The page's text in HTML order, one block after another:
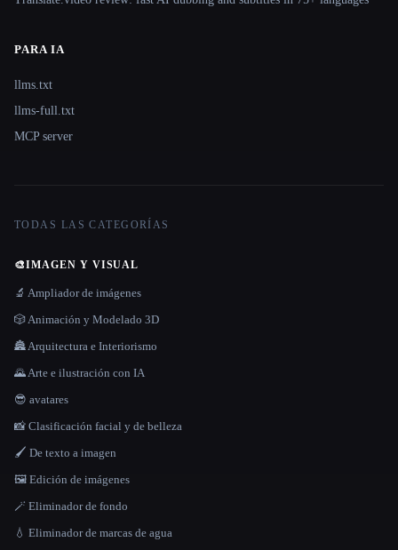
PARA IA
llms.txt
llms-full.txt
MCP server
TODAS LAS CATEGORÍAS
🎨IMAGEN Y VISUAL
🔬 Ampliador de imágenes
🎲 Animación y Modelado 3D
🏯 Arquitectura e Interiorismo
🌄 Arte e ilustración con IA
😎 avatares
📸 Clasificación facial y de belleza
🖌️ De texto a imagen
🖼️ Edición de imágenes
🪄 Eliminador de fondo
💧 Eliminador de marcas de agua